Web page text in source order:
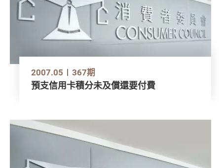
2007.05 367期
預支信用卡積分未及償還要付費